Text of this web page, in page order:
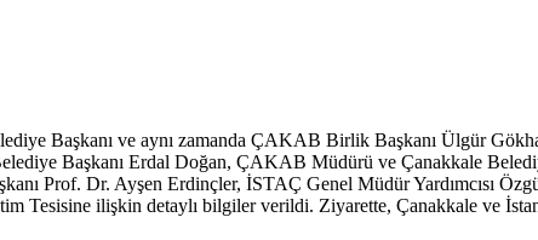
Başkanı ve aynı zamanda ÇAKAB Birlik Başkanı Ülgür
Başkanı Erdal Doğan, ÇAKAB Müdürü ve Çanakkale
Prof. Dr. Ayşen Erdinçler, İSTAÇ Genel Müdür Yardımcısı
Tesisine ilişkin detaylı bilgiler verildi. Ziyarette, Çanakkale ve